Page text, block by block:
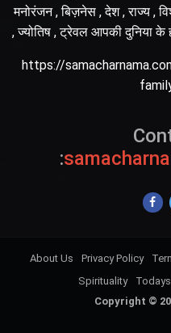
मनोरंजन , बिज़नेस , देश , राज्य ,
, ज्योतिष , ट्रेवल आपकी
https://
:
Copyright ©
About Us Privacy Policy
Spirituality